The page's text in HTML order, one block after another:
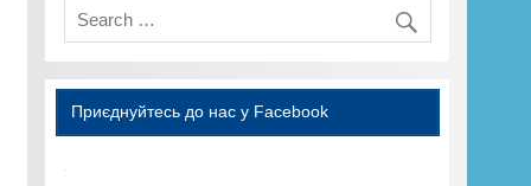
Приєднуйтесь до нас у Facebook